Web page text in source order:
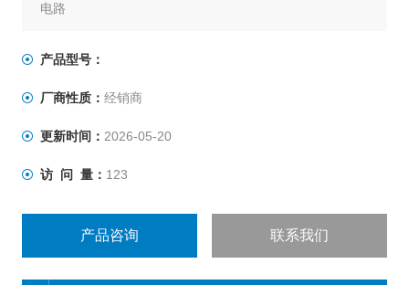
电路
产品型号：
厂商性质： 经销商
更新时间： 2026-05-20
访 问 量： 123
产品咨询 联系我们